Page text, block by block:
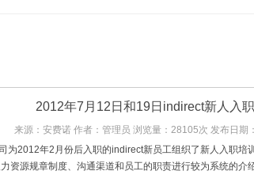
2012年7月12日和19日indirect新人入职
来源：安费诺 作者：管理员 浏览量：28105次 发布日期
年2月份后入职的indirect新员工组织了新人入职培
资源规章制度、沟通渠道和员工的职责进行较为系统的